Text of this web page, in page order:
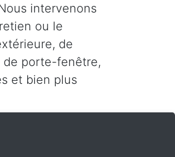
intervenons
ou le
de
de porte-fenêtre,
et bien plus